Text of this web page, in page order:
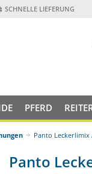
SCHNELLE LIEFERUNG
PFERD
Panto
Panto